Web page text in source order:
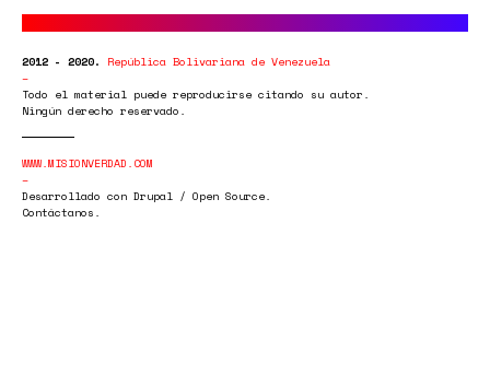
2012 - 2020. República Bolivariana de Venezuela
Todo el material puede reproducirse citando su autor.
Ningún derecho reservado.
WWW.MISIONVERDAD.COM
Desarrollado con Drupal / Open Source.
Contáctanos.